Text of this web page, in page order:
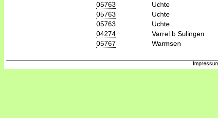
05763
Uchte
05763
Uchte
05763
Uchte
04274
Varrel b Sulingen
05767
Warmsen